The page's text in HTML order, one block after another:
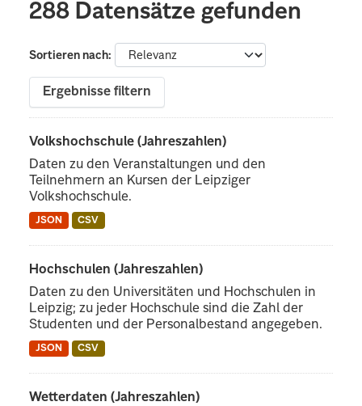
288 Datensätze gefunden
Sortieren nach
Ergebnisse filtern
Volkshochschule (Jahreszahlen)
Daten zu den Veranstaltungen und den
Teilnehmern an Kursen der Leipziger
Volkshochschule.
JSON CSV
Hochschulen (Jahreszahlen)
Daten zu den Universitäten und Hochschulen in
Leipzig; zu jeder Hochschule sind die Zahl der
Studenten und der Personalbestand angegeben.
JSON CSV
Wetterdaten (Jahreszahlen)